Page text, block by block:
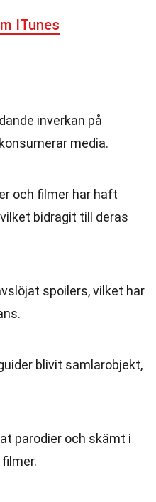
ITunes
inverkan på
media.
och filmer har haft
bidragit till deras
spoilers, vilket har
blivit samlarobjekt,
parodier och skämt i